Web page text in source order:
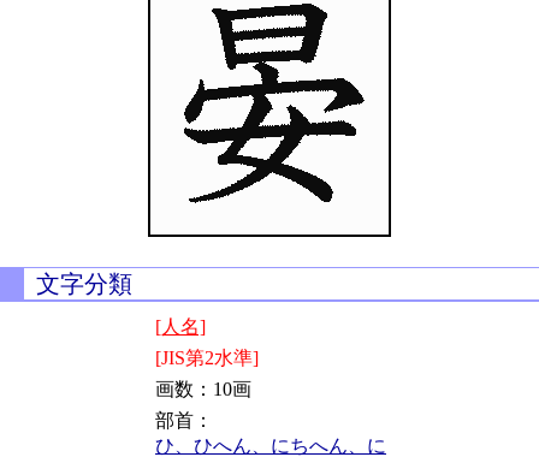
文字分類
[人名]
[JIS第2水準]
画数：10画
部首：
ひ、ひへん、にちへん、に